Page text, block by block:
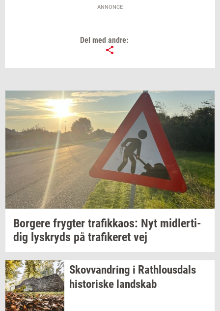
ANNONCE
Del med andre:
Bor­ge­re fryg­ter tra­fik­ka­os: Nyt mid­ler­ti­
dig lys­kryds på tra­fi­ke­ret vej
Sko­vvan­dring i Rat­hlous­dals
hi­sto­ri­ske land­skab